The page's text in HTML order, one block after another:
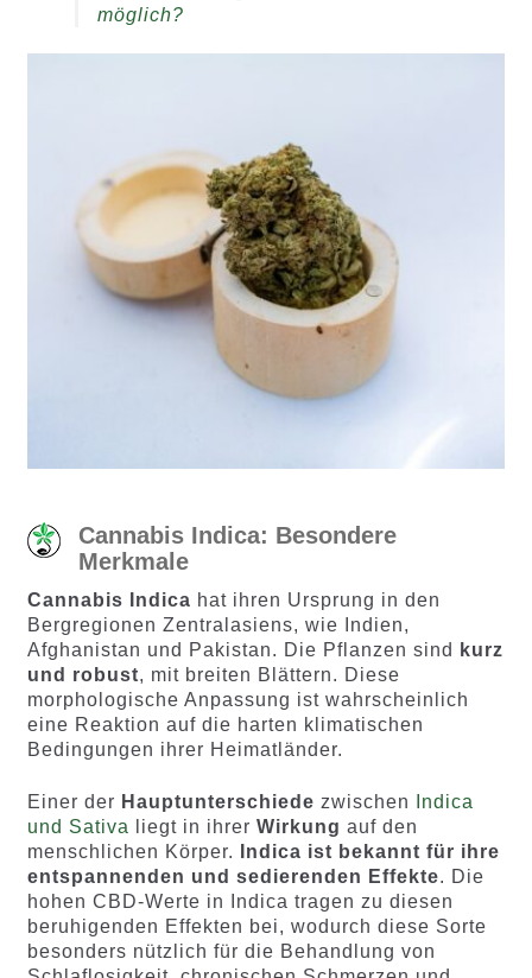
möglich?
Cannabis Indica: Besondere
Merkmale
Cannabis Indica hat ihren Ursprung in den
Bergregionen Zentralasiens, wie Indien,
Afghanistan und Pakistan. Die Pflanzen sind
kurz
und robust, mit breiten Blättern. Diese
morphologische Anpassung ist wahrscheinlich
eine Reaktion auf die harten klimatischen
Bedingungen ihrer Heimatländer.
Einer der Hauptunterschiede zwischen Indica
und Sativa liegt in ihrer Wirkung auf den
menschlichen Körper. Indica ist bekannt für ihre
entspannenden und sedierenden Effekte. Die
hohen CBD-Werte in Indica tragen zu diesen
beruhigenden Effekten bei, wodurch diese Sorte
besonders nützlich für die Behandlung von